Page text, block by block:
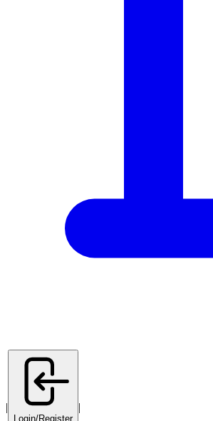
|
Login/Register
|